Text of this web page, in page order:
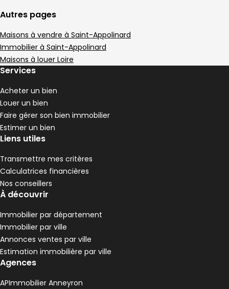
Maclas - 42520
Maison • 5 pièces • 116 m²
DPE :
D 4 chambres
,
Terrain 286 m²
100 m² 4 pièces Saint-Julien-
Aller à l'image
Aller à l'image
Aller à l'image
Aller à l'image
Aller à l'image
108 000 €
Saint-Julien-Molin-Molette - 42220
Maison • 4 pièces • 100 m²
DPE :
Autres pages
Maisons à vendre à Saint-Appolinard
Immobilier à Saint-Appolinard
Maisons à louer Loire
Services
Acheter un bien
Louer un bien
Faire gérer son bien immobilier
Estimer un bien
Liens utiles
Transmettre mes critères
Calculatrices financières
Nos conseillers
À découvrir
Immobilier par département
Immobilier par ville
Annonces ventes par ville
Estimation immobilière par ville
Agences
APImmobilier Anneyron